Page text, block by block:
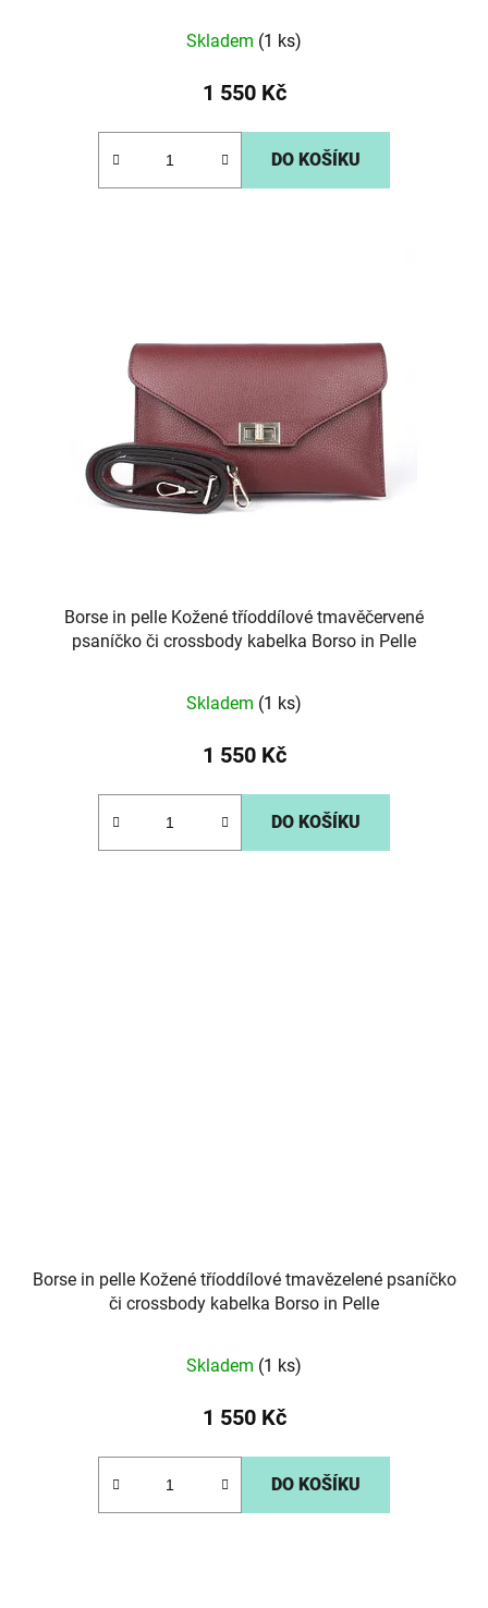
Skladem (1 ks)
1 550 Kč
DO KOŠÍKU
Borse in pelle Kožené tříoddílové tmavěčervené
psaníčko či crossbody kabelka Borso in Pelle
Skladem (1 ks)
1 550 Kč
DO KOŠÍKU
Borse in pelle Kožené tříoddílové tmavězelené psaníčko
či crossbody kabelka Borso in Pelle
Skladem (1 ks)
1 550 Kč
DO KOŠÍKU